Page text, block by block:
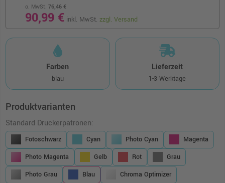
o. MwSt.76,46 €
90,99 € inkl. MwSt.zzgl. Versand
Farben
blau
Lieferzeit
1-3 Werktage
Produktvarianten
Standard Druckerpatronen:
Fotoschwarz Cyan Photo Cyan
Magenta
Photo Magenta
Gelb Rot
Grau
Photo Grau
Blau Chroma Optimizer